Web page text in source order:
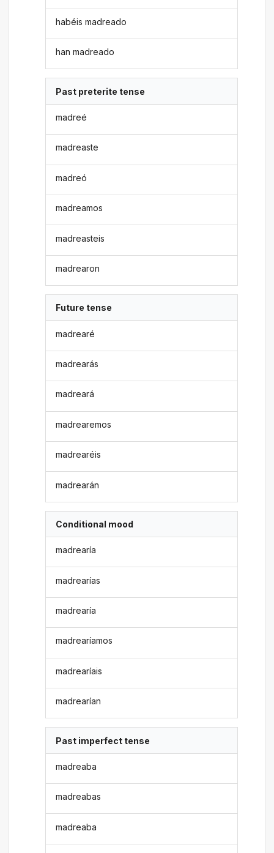
habéis madreado
han madreado
Past preterite tense
madreé
madreaste
madreó
madreamos
madreasteis
madrearon
Future tense
madrearé
madrearás
madreará
madrearemos
madrearéis
madrearán
Conditional mood
madrearía
madrearías
madrearía
madrearíamos
madrearíais
madrearían
Past imperfect tense
madreaba
madreabas
madreaba